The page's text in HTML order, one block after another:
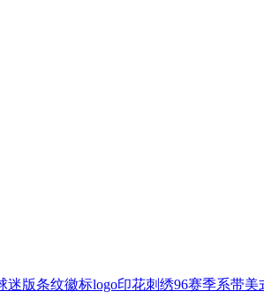
版条纹徽标logo印花刺绣96赛季系带